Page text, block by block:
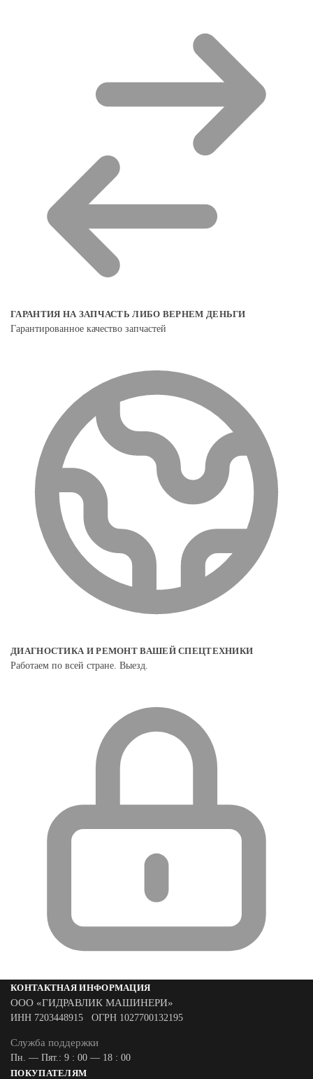
ГАРАНТИЯ НА ЗАПЧАСТЬ ЛИБО ВЕРНЕМ ДЕНЬГИ
Гарантированное качество запчастей
ДИАГНОСТИКА И РЕМОНТ ВАШЕЙ СПЕЦТЕХНИКИ
Работаем по всей стране. Выезд.
КОНТАКТНАЯ ИНФОРМАЦИЯ
ООО «ГИДРАВЛИК МАШИНЕРИ»
ИНН 7203448915 ОГРН 1027700132195
Служба поддержки
Пн. — Пят.: 9 : 00 — 18 : 00
ПОКУПАТЕЛЯМ